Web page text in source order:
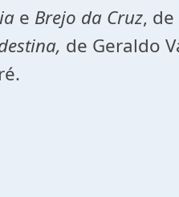
e Brejo da Cruz, de
de Geraldo